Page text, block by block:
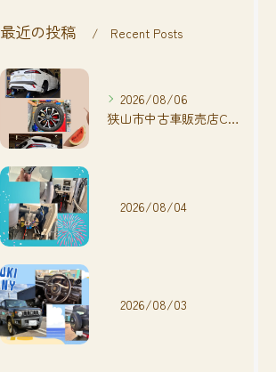
最近の投稿 Recent Posts
2026/08/06
狭山市中古車販売店CarShop FACT.🚗
2026/08/04
2026/08/03